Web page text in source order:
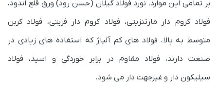
بر تمامی این موارد، نورد فولاد گیلان (حسن رود) ورق قلع اندود،
فولاد کروم دار مارتنزیتی، فولاد کروم دار فریتی، فولاد کربن
متوسط به بالا، فولاد های کم آلیاژ که استفاده های زیادی در
صنعت دارند، فولاد مقاوم در برابر خوردگی و اسید، فولاد
سیلیکون دار و غیرجهت دار می شود.